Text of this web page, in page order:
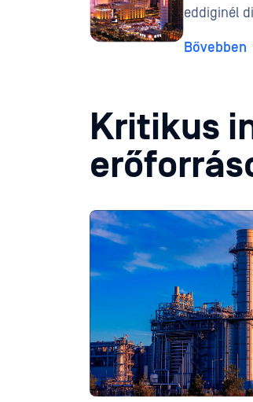
eddiginél
Bővebben
Kritikus